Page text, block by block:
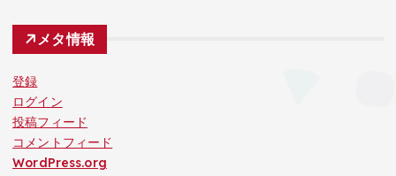
メタ情報
登録
ログイン
投稿フィード
コメントフィード
WordPress.org